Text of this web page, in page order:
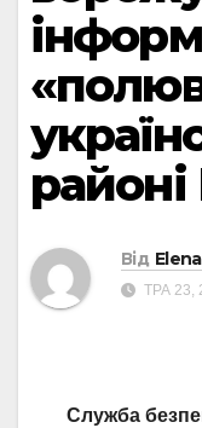
Від
ТРА 23,
Служба